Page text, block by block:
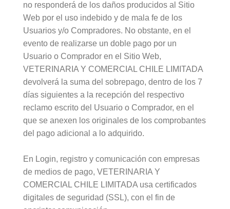
no responderá de los daños producidos al Sitio
Web por el uso indebido y de mala fe de los
Usuarios y/o Compradores. No obstante, en el
evento de realizarse un doble pago por un
Usuario o Comprador en el Sitio Web,
VETERINARIA Y COMERCIAL CHILE LIMITADA
devolverá la suma del sobrepago, dentro de los 7
días siguientes a la recepción del respectivo
reclamo escrito del Usuario o Comprador, en el
que se anexen los originales de los comprobantes
del pago adicional a lo adquirido.
En Login, registro y comunicación con empresas
de medios de pago, VETERINARIA Y
COMERCIAL CHILE LIMITADA usa certificados
digitales de seguridad (SSL), con el fin de